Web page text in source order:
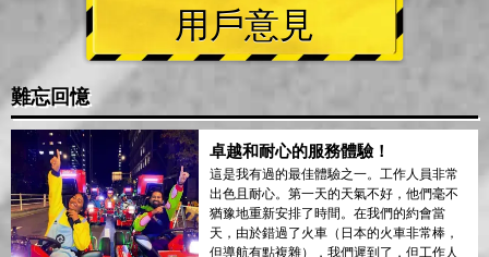
用戶意見
難忘回憶
卓越和耐心的服務體驗！
這是我有過的最佳體驗之一。工作人員非常
出色且耐心。第一天的天氣不好，他們毫不
猶豫地重新安排了時間。在我們的約會當
天，由於錯過了火車（日本的火車非常棒，
但導航有點複雜），我們遲到了，但工作人